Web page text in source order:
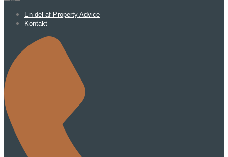
En del af Property Advice
Kontakt